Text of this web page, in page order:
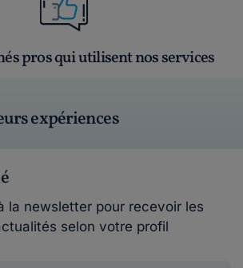
pros qui utilisent nos services
expériences
la newsletter pour recevoir les
selon votre profil